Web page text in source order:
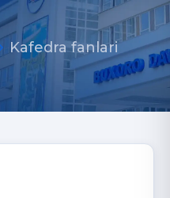
Kafedra fanlari